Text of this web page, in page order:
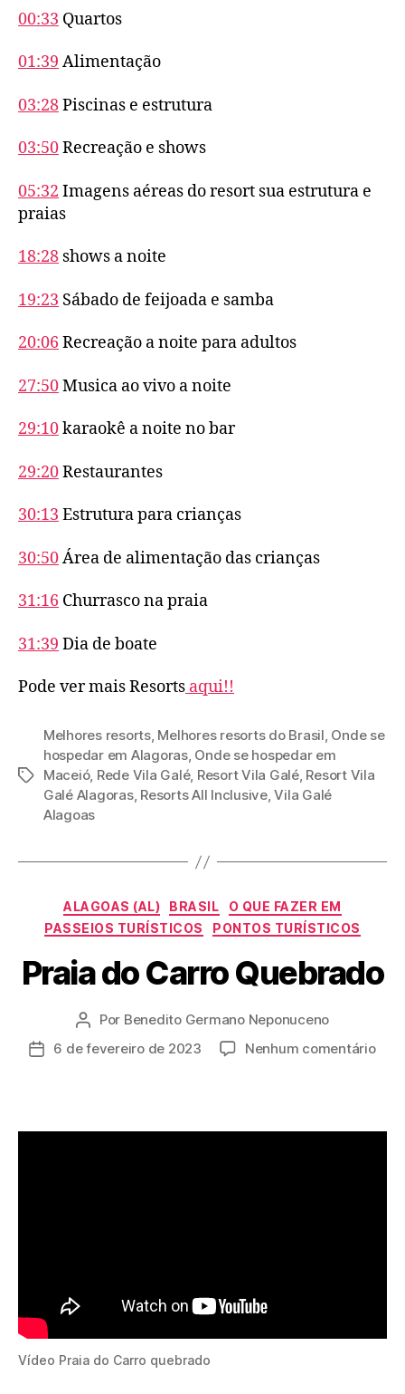
00:33 Quartos
01:39 Alimentação
03:28Piscinas e estrutura
03:50Recreação e shows
05:32 Imagens aéreas do resort sua estrutura e
praias
18:28 shows a noite
19:23 Sábado de feijoada e samba
20:06 Recreação a noite para adultos
27:50Musica ao vivo a noite
29:10karaokê a noite no bar
29:20Restaurantes
30:13 Estrutura para crianças
30:50Área de alimentação das crianças
31:16 Churrasco na praia
31:39 Dia de boate
Pode ver mais Resorts aqui!!
Tags
Melhores resorts, Melhores resorts do Brasil, Onde se
hospedar em Alagoras, Onde se hospedar em
Maceió, Rede Vila Galé, Resort Vila Galé, Resort Vila
Galé Alagoras, Resorts All Inclusive,Vila Galé
Alagoas
Categorias
ALAGOAS (AL) BRASIL
O QUE FAZER EM
PASSEIOS TURÍSTICOS
PONTOS TURÍSTICOS
Praia do Carro Quebrado
Autor
do
Por Benedito Germano Neponuceno
Data6 de fevereiro de 2023 Nenhum comentárioem
Vídeo Praia do Carro quebrado